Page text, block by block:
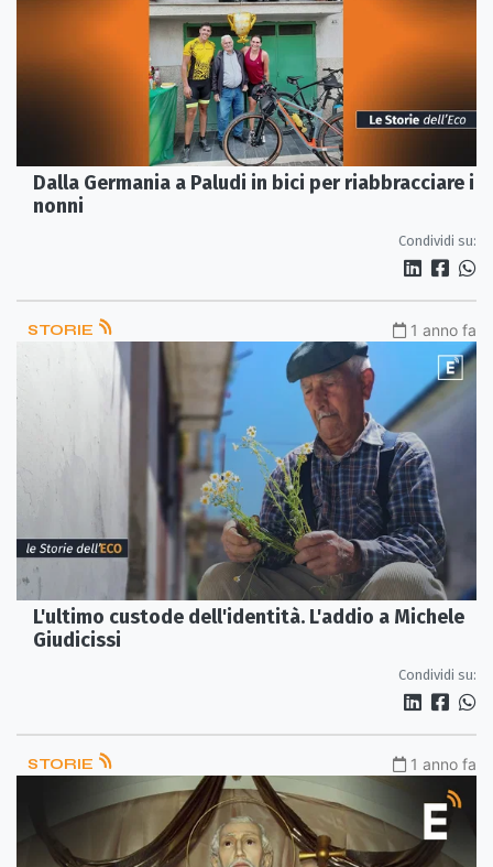
Dalla Germania a Paludi in bici per riabbracciare i
nonni
Condividi su:
STORIE 1 anno fa
L'ultimo custode dell'identità. L'addio a Michele
Giudicissi
Condividi su:
STORIE 1 anno fa